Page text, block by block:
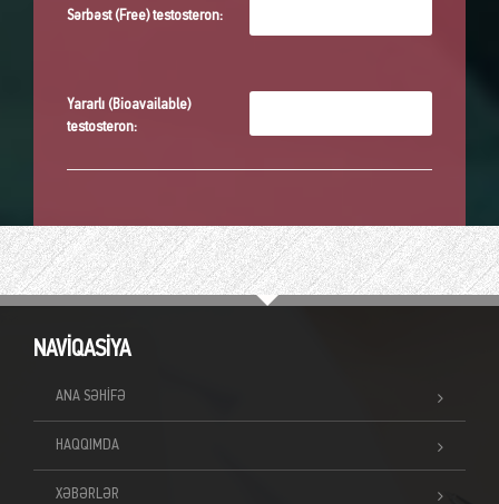
Sərbəst (Free) testosteron:
Yararlı (Bioavailable)
testosteron:
NAVİQASİYA
ANA SƏHİFƏ
HAQQIMDA
XƏBƏRLƏR